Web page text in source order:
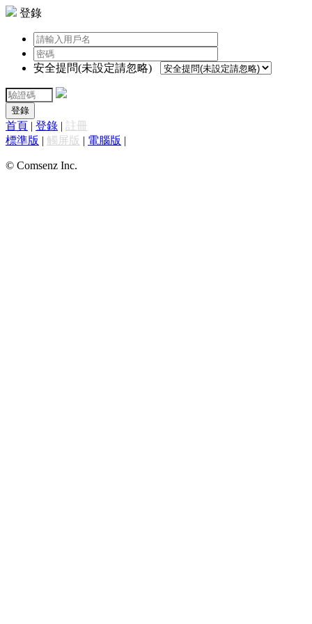
登錄
安全提問(未設定請忽略)
登錄
首頁 | 登錄 | 註冊
標準版 | 觸屏版 | 電腦版 |
© Comsenz Inc.